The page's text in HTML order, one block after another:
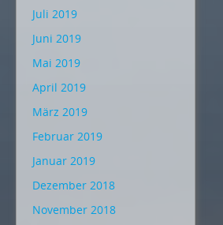
Juli 2019
Juni 2019
Mai 2019
April 2019
März 2019
Februar 2019
Januar 2019
Dezember 2018
November 2018